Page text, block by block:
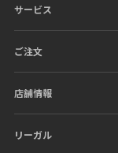
サービス
ご注文
店舗情報
リーガル